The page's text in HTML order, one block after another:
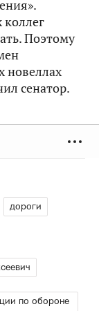
Поэтому
новеллах
сенатор.
дороги
по обороне